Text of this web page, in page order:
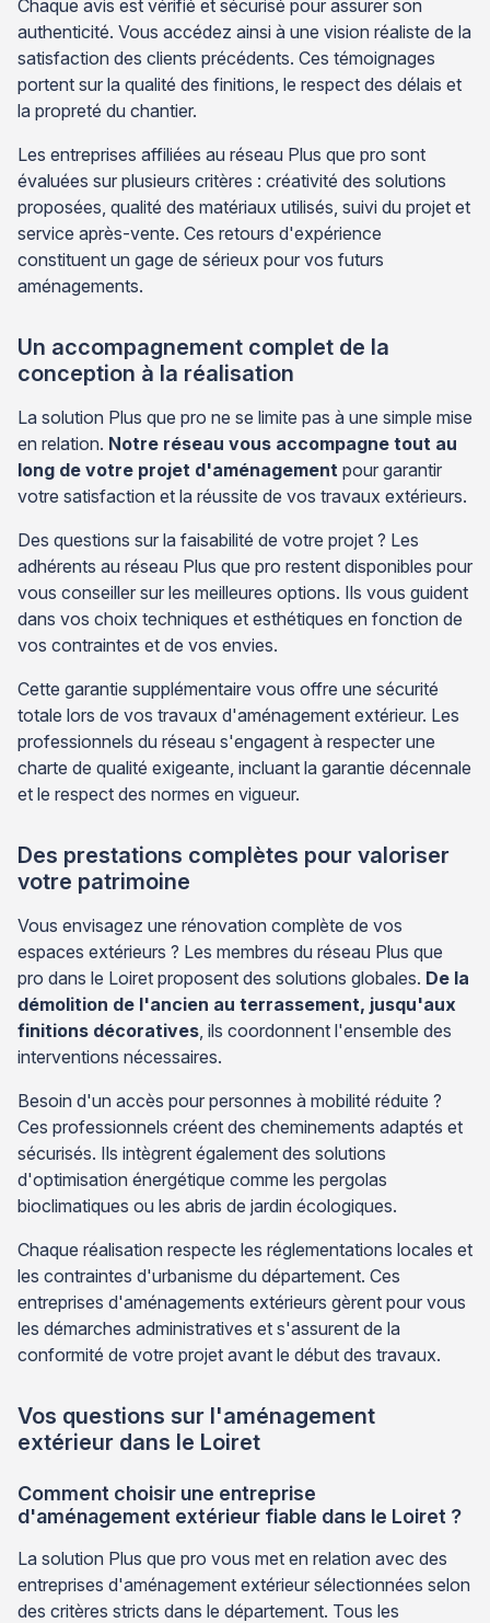
Chaque avis est vérifié et sécurisé pour assurer son
authenticité. Vous accédez ainsi à une vision réaliste de la
satisfaction des clients précédents. Ces témoignages
portent sur la qualité des finitions, le respect des délais et
la propreté du chantier.
Les entreprises affiliées au réseau Plus que pro sont
évaluées sur plusieurs critères : créativité des solutions
proposées, qualité des matériaux utilisés, suivi du projet et
service après-vente. Ces retours d'expérience
constituent un gage de sérieux pour vos futurs
aménagements.
Un accompagnement complet de la
conception à la réalisation
La solution Plus que pro ne se limite pas à une simple mise
en relation. Notre réseau vous accompagne tout au
long de votre projet d'aménagement pour garantir
votre satisfaction et la réussite de vos travaux extérieurs.
Des questions sur la faisabilité de votre projet ? Les
adhérents au réseau Plus que pro restent disponibles pour
vous conseiller sur les meilleures options. Ils vous guident
dans vos choix techniques et esthétiques en fonction de
vos contraintes et de vos envies.
Cette garantie supplémentaire vous offre une sécurité
totale lors de vos travaux d'aménagement extérieur. Les
professionnels du réseau s'engagent à respecter une
charte de qualité exigeante, incluant la garantie décennale
et le respect des normes en vigueur.
Des prestations complètes pour valoriser
votre patrimoine
Vous envisagez une rénovation complète de vos
espaces extérieurs ? Les membres du réseau Plus que
pro dans le Loiret proposent des solutions globales. De la
démolition de l'ancien au terrassement, jusqu'aux
finitions décoratives , ils coordonnent l'ensemble des
interventions nécessaires.
Besoin d'un accès pour personnes à mobilité réduite ?
Ces professionnels créent des cheminements adaptés et
sécurisés. Ils intègrent également des solutions
d'optimisation énergétique comme les pergolas
bioclimatiques ou les abris de jardin écologiques.
Chaque réalisation respecte les réglementations locales et
les contraintes d'urbanisme du département. Ces
entreprises d'aménagements extérieurs gèrent pour vous
les démarches administratives et s'assurent de la
conformité de votre projet avant le début des travaux.
Vos questions sur l'aménagement
extérieur dans le Loiret
Comment choisir une entreprise
d'aménagement extérieur fiable dans le Loiret ?
La solution Plus que pro vous met en relation avec des
entreprises d'aménagement extérieur sélectionnées selon
des critères stricts dans le département. Tous les